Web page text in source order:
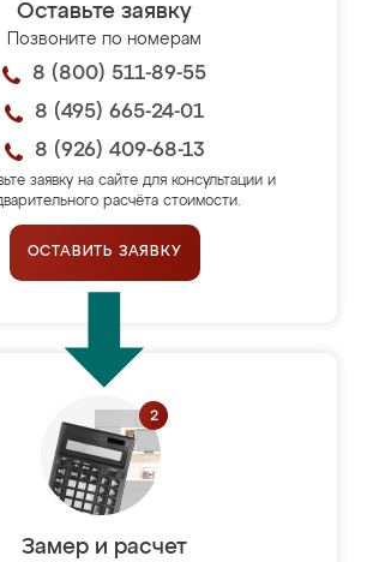
Оставьте заявку
Позвоните по номерам
8 (800) 511-89-55
8 (495) 665-24-01
8 (926) 409-68-13
заявку на сайте для консультации и
расчёта стоимости.
ОСТАВИТЬ ЗАЯВКУ
Замер и расчет